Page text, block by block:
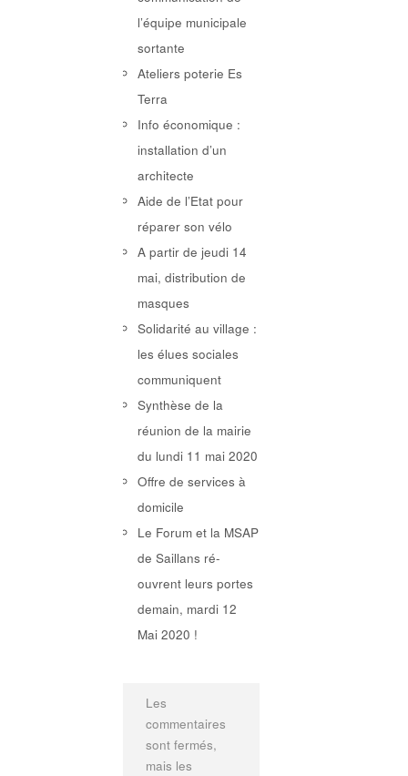
l’équipe municipale
sortante
Ateliers poterie Es
Terra
Info économique :
installation d’un
architecte
Aide de l’Etat pour
réparer son vélo
A partir de jeudi 14
mai, distribution de
masques
Solidarité au village :
les élues sociales
communiquent
Synthèse de la
réunion de la mairie
du lundi 11 mai 2020
Offre de services à
domicile
Le Forum et la MSAP
de Saillans ré-
ouvrent leurs portes
demain, mardi 12
Mai 2020 !
Les
commentaires
sont fermés,
mais les